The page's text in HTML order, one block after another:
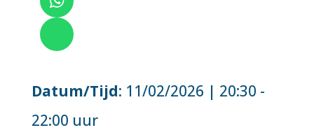
Datum/Tijd: 11/02/2026 | 20:30 -
22:00 uur